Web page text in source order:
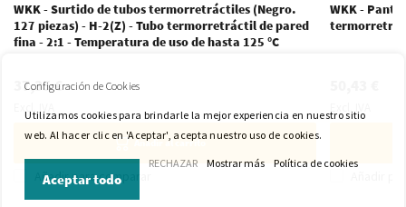
WKK - Surtido de tubos termorretráctiles (Negro.
127 piezas) - H-2(Z) - Tubo termorretráctil de pared
fina - 2:1 - Temperatura de uso de hasta 125 °C
37,35 €
Añadir al carrito
Añadir para comparar
WKK -
Configuración de Cookies
Utilizamos cookies para brindarle la mejor experiencia en nuestro sitio
web. Al hacer clic en 'Aceptar', acepta nuestro uso de cookies.
Aceptar todo
RECHAZAR Mostrar más Política de cookies